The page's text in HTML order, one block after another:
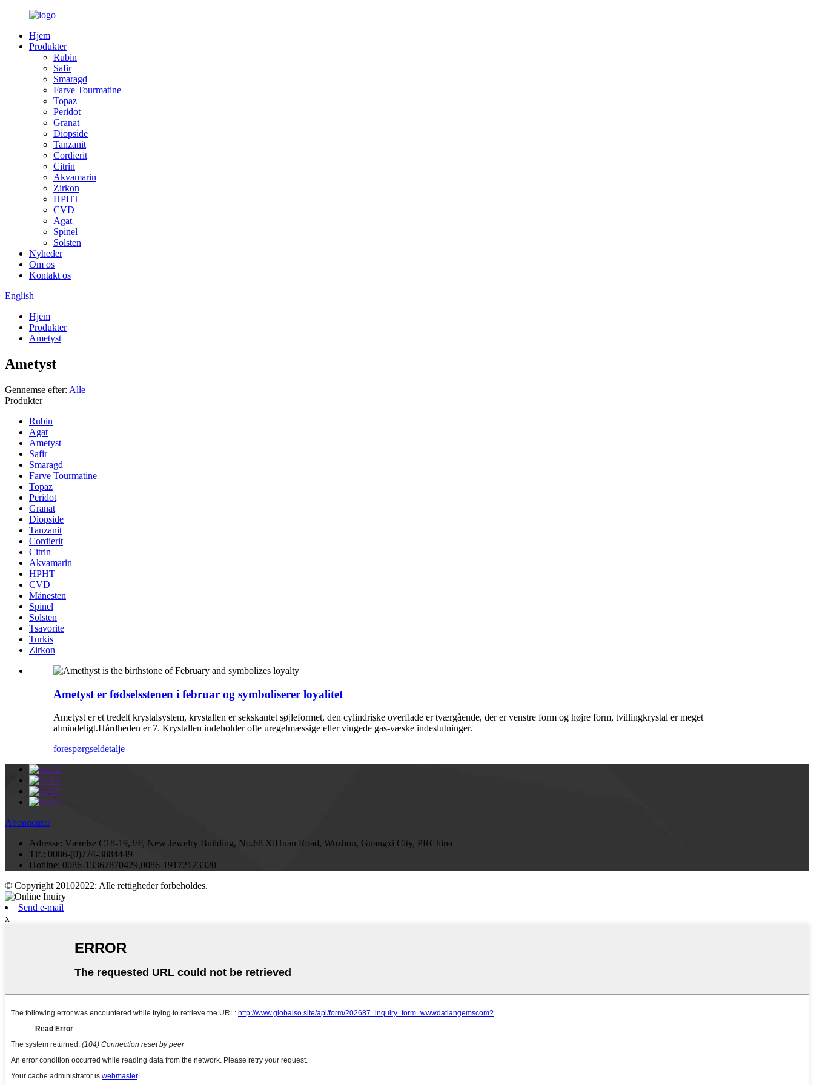
Hjem
Produkter
Rubin
Safir
Smaragd
Farve Tourmatine
Topaz
Peridot
Granat
Diopside
Tanzanit
Cordierit
Citrin
Akvamarin
Zirkon
HPHT
CVD
Agat
Spinel
Solsten
Nyheder
Om os
Kontakt os
English
Hjem
Produkter
Ametyst
Ametyst
Gennemse efter: Alle
Produkter
Rubin
Agat
Ametyst
Safir
Smaragd
Farve Tourmatine
Topaz
Peridot
Granat
Diopside
Tanzanit
Cordierit
Citrin
Akvamarin
HPHT
CVD
Månesten
Spinel
Solsten
Tsavorite
Turkis
Zirkon
Ametyst er fødselsstenen i februar og symboliserer loyalitet
Ametyst er et tredelt krystalsystem, krystallen er sekskantet søjleformet, den cylindriske overflade er tværgående, der er venstre form og højre form, tvillingkrystal er meget
almindeligt.Hårdheden er 7. Krystallen indeholder ofte uregelmæssige eller vingede gas-væske indeslutninger.
forespørgseldetalje
Abonnenter
Adresse: Værelse C18-19,3/F, New Jewelry Building, No.68 XiHuan Road, Wuzhou, Guangxi City, PRChina
Tlf.: 0086-(0)774-3884449
Hotline: 0086-13367870429,0086-19172123320
© Copyright 20102022: Alle rettigheder forbeholdes.
Send e-mail
x